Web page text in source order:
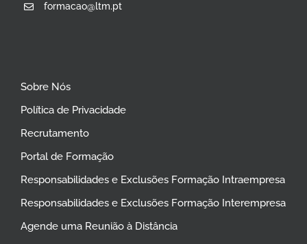
formacao@ltm.pt
Sobre Nós
Política de Privacidade
Recrutamento
Portal de Formação
Responsabilidades e Exclusões Formação Intraempresa
Responsabilidades e Exclusões Formação Interempresa
Agende uma Reunião à Distância